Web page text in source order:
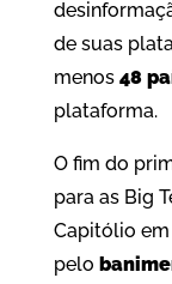
de suas
menos 48
plataforma.
O fim do
para as Big
Capitólio em
pelo